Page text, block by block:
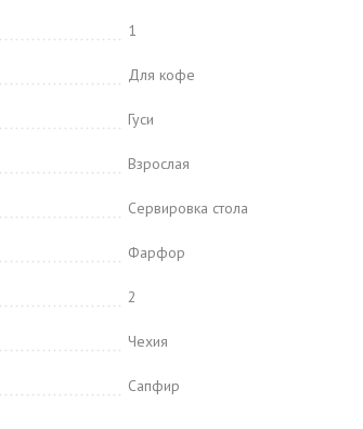
1
Для кофе
Гуси
Взрослая
Сервировка стола
Фарфор
2
Чехия
Сапфир